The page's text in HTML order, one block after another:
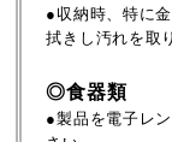
●収納時、特に
拭きし汚れを取
◎食器類
●製品を電子レ